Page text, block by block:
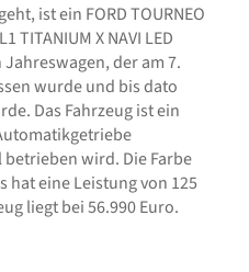
ist ein FORD TOURNEO
TITANIUM X NAVI LED
der am 7.
wurde und bis dato
Das Fahrzeug ist ein
wird. Die Farbe
hat eine Leistung von 125
liegt bei 56.990 Euro.